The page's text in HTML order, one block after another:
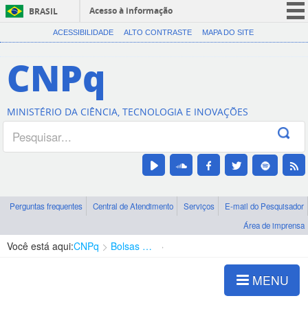
BRASIL
Acesso à informação
CORONAVÍRUS (COVID-19)
Canais
ACESSIBILIDADE ALTO CONTRASTE MAPA DO SITE
CNPq
MINISTÉRIO DA CIÊNCIA, TECNOLOGIA E INOVAÇÕES
Perguntas frequentes Central de Atendimento Serviços
E-mail do Pesquisador
Área de imprensa
Você está aqui:CNPq Bolsas e Auxílios Vigentes
MENU